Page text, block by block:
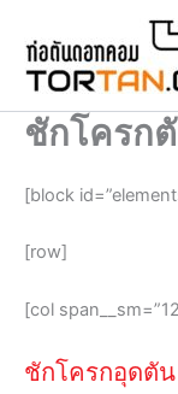
content
ชักโครก
[block
[row]
[col
ชักโครกอุดตั